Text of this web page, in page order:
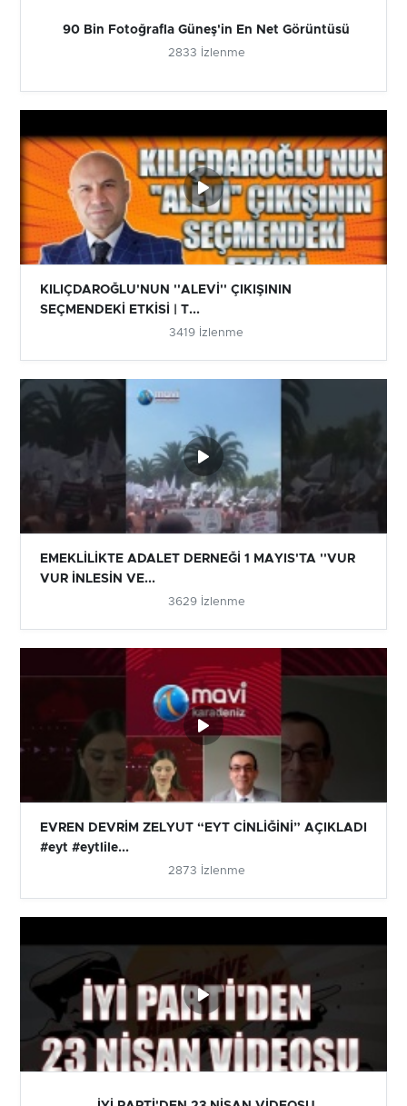
90 Bin Fotoğrafla Güneş'in En Net Görüntüsü
2833 İzlenme
KILIÇDAROĞLU'NUN ''ALEVİ'' ÇIKIŞININ
SEÇMENDEKİ ETKİSİ | T...
3419 İzlenme
EMEKLİLİKTE ADALET DERNEĞİ 1 MAYIS'TA ''VUR
VUR İNLESİN VE...
3629 İzlenme
EVREN DEVRİM ZELYUT “EYT CİNLİĞİNİ” AÇIKLADI
#eyt #eytlile...
2873 İzlenme